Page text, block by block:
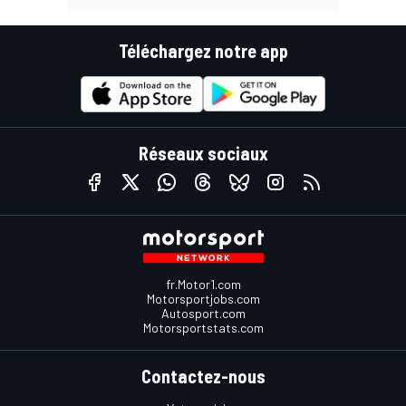
Téléchargez notre app
Réseaux sociaux
fr.Motor1.com
Motorsportjobs.com
Autosport.com
Motorsportstats.com
Contactez-nous